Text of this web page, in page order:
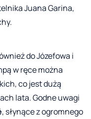
Juana Garina,
do Józefowa i
w ręce można
co jest dużą
lata. Godne uwagi
, słynące z ogromnego